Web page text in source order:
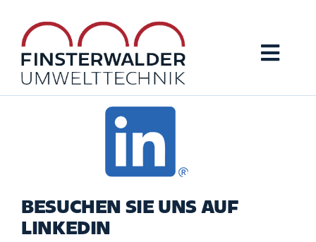
Inhalt
springen
Anwendungen
BESUCHEN SIE UNS AUF
LINKEDIN